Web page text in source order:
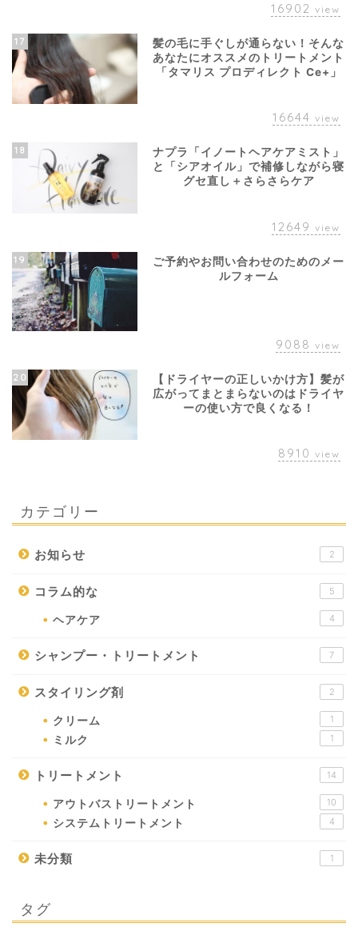
16902 view
17
髪の毛に手ぐしが通らない！そんな
あなたにオススメのトリートメント
「タマリス プロディレクト Ce+」
16644 view
18
ナプラ「イノートヘアケアミスト」
と「シアオイル」で補修しながら寝
グセ直し＋さらさらケア
12649 view
19
ご予約やお問い合わせのためのメー
ルフォーム
9088 view
20
【ドライヤーの正しいかけ方】髪が
広がってまとまらないのはドライヤ
ーの使い方で良くなる！
8910 view
カテゴリー
お知らせ 2
コラム的な 5
ヘアケア 4
シャンプー・トリートメント 7
スタイリング剤 2
クリーム 1
ミルク 1
トリートメント 14
アウトバストリートメント 10
システムトリートメント 4
未分類 1
タグ